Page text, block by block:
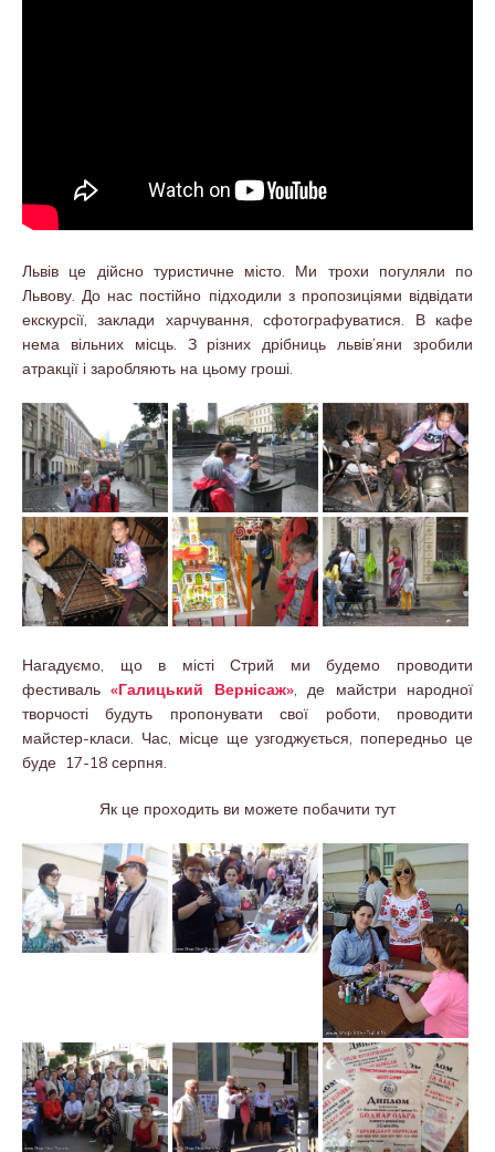
Львів це дійсно туристичне місто. Ми трохи погуляли по
Львову. До нас постійно підходили з пропозиціями відвідати
екскурсії, заклади харчування, сфотографуватися. В кафе
нема вільних місць. З різних дрібниць львів’яни зробили
атракції і заробляють на цьому гроші.
Нагадуємо, що в місті Стрий ми будемо проводити
фестиваль«Галицький Вернісаж», де майстри народної
творчості будуть пропонувати свої роботи, проводити
майстер-класи. Час, місце ще узгоджується, попередньо це
буде 17-18 серпня.
Як це проходить ви можете побачити тут